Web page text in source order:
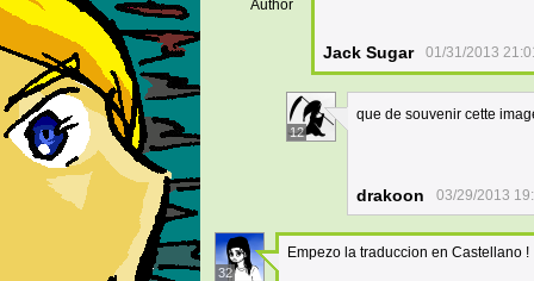
Author
Jack Sugar 01/31/2013
12
que de souvenir cette
drakoon 03/29/2013
32
Empezo la traduccion en Castellano !